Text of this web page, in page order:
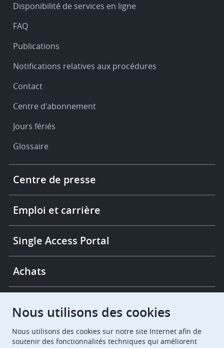
support
Disponibilité de services en ligne
FAQ
Publications
Notifications relatives aux procédures
Contact
Centre d'abonnement
Jours fériés
Glossaire
More
links
Centre de presse
Emploi et carrière
Single Access Portal
Achats
European Patent Office EPO Jobs
Nous utilisons des cookies
Nous utilisons des cookies sur notre site Internet afin de
soutenir des fonctionnalités techniques qui améliorent